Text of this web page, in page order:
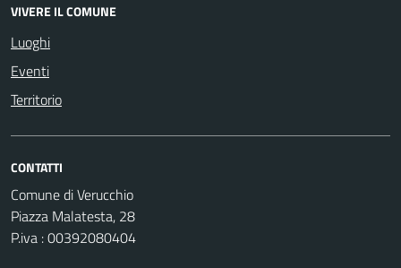
VIVERE IL COMUNE
Luoghi
Eventi
Territorio
CONTATTI
Comune di Verucchio
Piazza Malatesta, 28
P.iva : 00392080404